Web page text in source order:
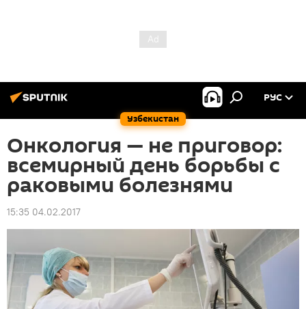
Узбекистан
РУС
Онкология — не приговор:
всемирный день борьбы с
раковыми болезнями
15:35 04.02.2017